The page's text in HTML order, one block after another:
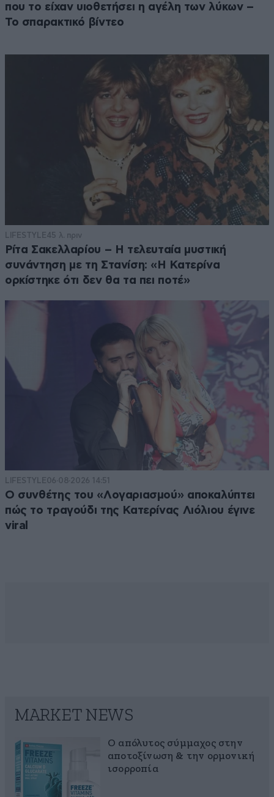
που το είχαν υιοθετήσει η αγέλη των λύκων –
Το σπαρακτικό βίντεο
LIFESTYLE45 λ. πριν
Ρίτα Σακελλαρίου – Η τελευταία μυστική
συνάντηση με τη Στανίση: «Η Κατερίνα
ορκίστηκε ότι δεν θα τα πει ποτέ»
LIFESTYLE06·08·2026 14:51
Ο συνθέτης του «Λογαριασμού» αποκαλύπτει
πώς το τραγούδι της Κατερίνας Λιόλιου έγινε
viral
MARKET NEWS
Ο απόλυτος σύμμαχος στην
αποτοξίνωση & την ορμονική
ισορροπία